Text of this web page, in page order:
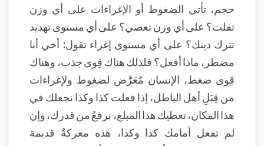
حجم، تأتي الضغوط أو الإغراءات على أي وزن
تفلت؟ على أي وزن تعصي؟ على أي مستوى تهديد
تترك دينك؟ على أي مستوى إغراء تقول: أخي أنا
مضطر، ماذا أفعل؟ فلذلك هناك قِوى جذب، وهناك
قِوى ضغط، الإنسان مُعَرَّض لضغوط ولإغراءات
من قِبَلِ أهل الباطل، إذا فعلت كذا وكذا نجعلك في
هذا المكان، نعطيك هذا المبلغ، نرفعُ من قدرك، وإن
لم تفعل أمامك كذا وكذا، هذه معركةٌ قديمة